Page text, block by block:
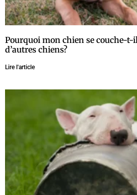
Pourquoi mon chien se couche-
d’autres chiens?
Lire l'article